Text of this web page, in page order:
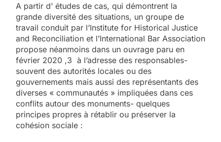
A partir d’ études de cas, qui démontrent la
grande diversité des situations, un groupe de
travail conduit par l’Institute for Historical Justice
and Reconciliation et l’International Bar Association
propose néanmoins dans un ouvrage paru en
février 2020 ,3 à l’adresse des responsables-
souvent des autorités locales ou des
gouvernements mais aussi des représentants des
diverses « communautés » impliquées dans ces
conflits autour des monuments- quelques
principes propres à rétablir ou préserver la
cohésion sociale :